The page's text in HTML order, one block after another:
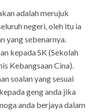
adalah merujuk
negeri, oleh itu ia
yang sebenarnya.
kepada SK (Sekolah
Kebangsaan Cina).
soalan yang sesuai
geng anda jika
anda berjaya dalam